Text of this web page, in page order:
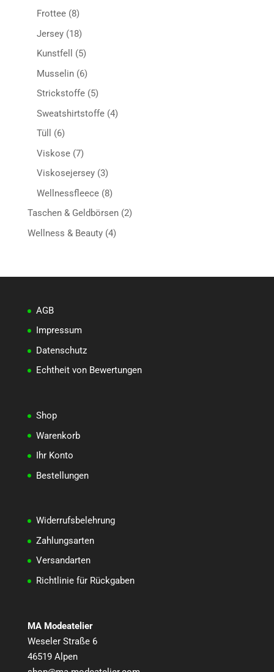
Frottee 88
Produkte
Jersey 1818
Produkte
Kunstfell 55
Produkte
Musselin 66
Produkte
Strickstoffe 55
Produkte
Sweatshirtstoffe 44
Tüll 66
Produkte
Viskose 77
Produkte
Viskosejersey 33
Produkte
Wellnessfleece 88
Produkte
Taschen & Geldbörsen 22
Wellness & Beauty 44
AGB
Impressum
Datenschutz
Echtheit von Bewertungen
Shop
Warenkorb
Ihr Konto
Bestellungen
Widerrufsbelehrung
Zahlungsarten
Versandarten
Richtlinie für Rückgaben
MA Modeatelier
Weseler Straße 6
46519 Alpen